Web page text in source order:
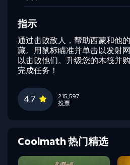
指示
通过击败敌人，帮助西蒙和他
藏。用鼠标瞄准并单击以发射
以击败他们。升级您的木筏并
完成任务！
4.7
215,597
投票
Coolmath 热门精选